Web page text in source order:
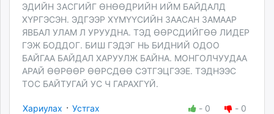
ЭДИЙН ЗАСГИЙГ ӨНӨӨДРИЙН ИЙМ БАЙДАЛД
ХҮРГЭСЭН. ЭДГЭЭР ХҮМҮҮСИЙН ЗААСАН ЗАМААР
ЯВБАЛ УЛАМ Л УРУУДНА. ТЭД ӨӨРСДИЙГӨӨ ЛИДЕР
ГЭЖ БОДДОГ. БИШ ГЭДЭГ НЬ БИДНИЙ ОДОО
БАЙГАА БАЙДАЛ ХАРУУЛЖ БАЙНА. МОНГОЛЧУУДАА
АРАЙ ӨӨРӨӨР ӨӨРСДӨӨ СЭТГЭЦГЭЭЕ. ТЭДНЭЭС
ТОС БАЙТУГАЙ УС Ч ГАРАХГҮЙ.
Хариулах · Устгах - 0 - 0